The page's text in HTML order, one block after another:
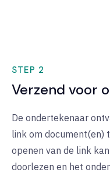
STEP 2
Verzend voor
De ondertekenaar
link om document(en)
openen van de link
doorlezen en het